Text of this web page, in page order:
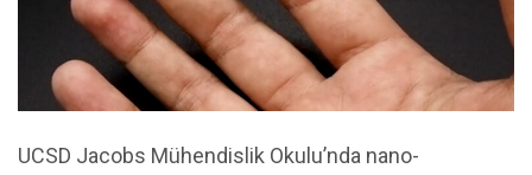
UCSD Jacobs Mühendislik Okulu’nda nano-